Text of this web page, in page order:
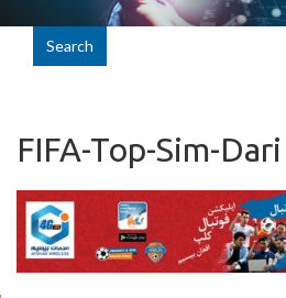
Search
FIFA-Top-Sim-Dari